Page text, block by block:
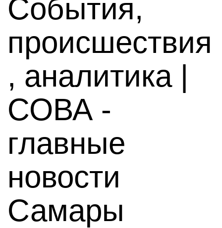
События,
происшествия
, аналитика |
СОВА -
главные
новости
Самары